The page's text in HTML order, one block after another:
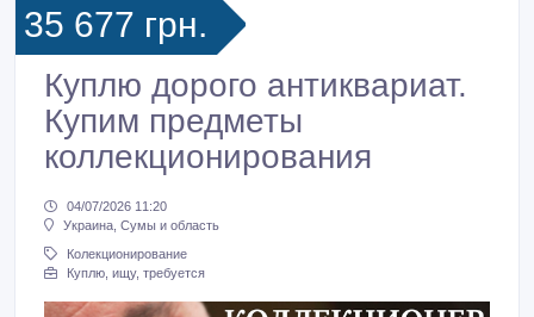
35 677 грн.
Куплю дорого антиквариат.
Купим предметы
коллекционирования
04/07/2026 11:20
Украина, Сумы и область
Колекционирование
Куплю, ищу, требуется